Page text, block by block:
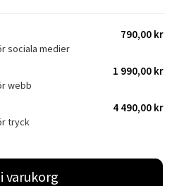
790,00 kr
sociala medier
1 990,00 kr
webb
4 490,00 kr
tryck
varukorg